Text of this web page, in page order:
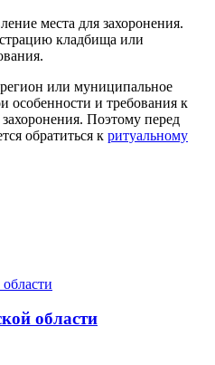
места для захоронения.
кладбища или
или муниципальное
особенности и требования к
Поэтому перед
обратиться к ритуальному
области